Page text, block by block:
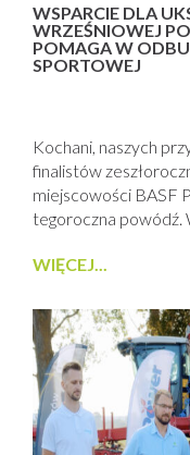
WSPARCIE DLA
WRZEŚNIOWEJ
POMAGA W
SPORTOWEJ
Kochani, naszych
finalistów
miejscowości BASF
tegoroczna powódź.
infrastrukturę, na
w zeszłym roku II
turnieju wykazała
WIĘCEJ...